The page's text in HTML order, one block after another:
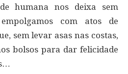
humana nos deixa sem
com atos de
sem levar asas nas costas,
bolsos para dar felicidade